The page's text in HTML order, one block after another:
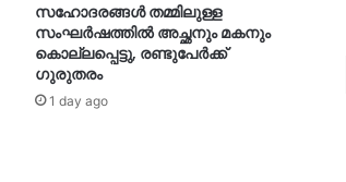
സഹോദരങ്ങൾ തമ്മിലുള്ള
സംഘർഷത്തിൽ അച്ഛനും മകനും
കൊല്ലപ്പെട്ടു, രണ്ടുപേർക്ക്
ഗുരുതരം
1 day ago